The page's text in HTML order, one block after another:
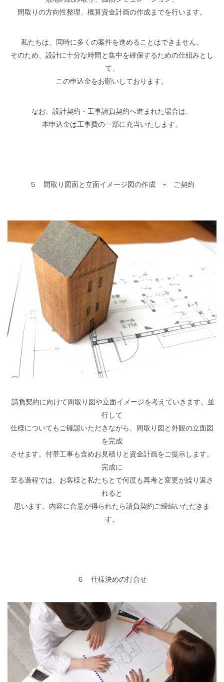
間取りの方向性整理、概算資金計画の作成までを行います。
私たちは、同時に多くの案件を進めることはできません。
そのため、設計に十分な時間と集中を確保するための仕組みとし
て、
この申込金をお願いしております。
なお、設計契約・工事請負契約へ進まれた場合は、
本申込金は工事費の一部に充当いたします。
５ 間取り図面と立面イメージ図の作成 ~ ご契約
請負契約に向けて間取り図や立面イメージを考えていきます。並
行して
仕様についてもご確認いただきながら、間取り図と外観の立面図
を完成
させます。付帯工事も含めお見積りと資金計画をご提示します。
完成に
至る過程では、お客様と私たちとで何度も再考と変更が繰り返さ
れると
思います。内容に合意が得られたら請負契約ご締結いただきま
す。
６ 仕様決めの打合せ